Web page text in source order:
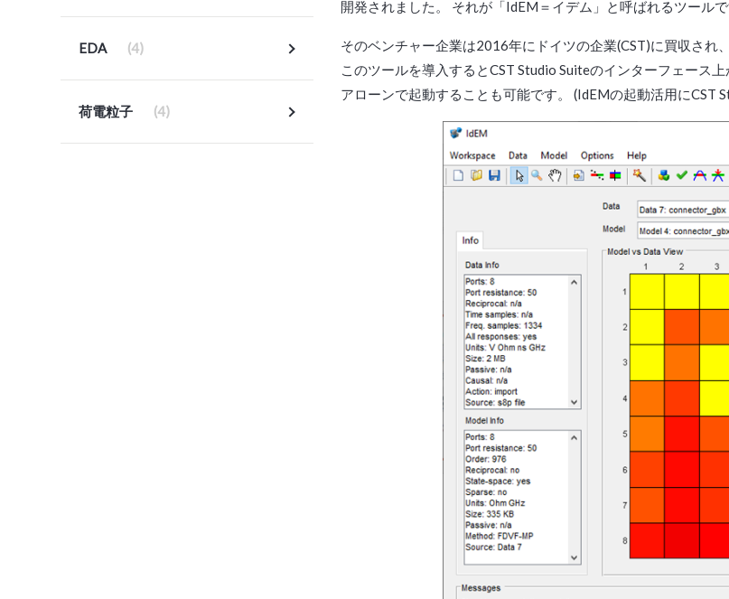
EDA (4)
荷電粒子 (4)
開発されました。 それが「IdEM＝イデム」と呼ばれるツールで
そのベンチャー企業は2016年にドイツの企業(CST)に買収され
このツールを導入するとCST Studio Suiteのインターフェース
アローンで起動することも可能です。 (IdEMの起動活用にCST